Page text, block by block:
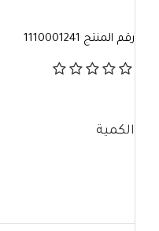
رقم المنتج 1110001241
الكمية